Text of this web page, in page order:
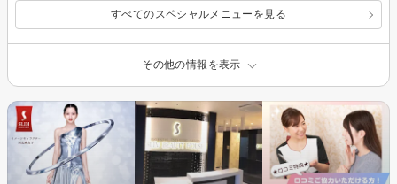
すべてのスペシャルメニューを見る
その他の情報を表示